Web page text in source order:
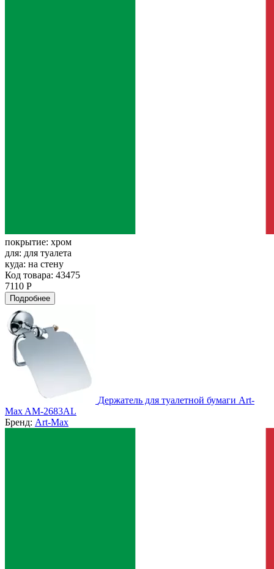
покрытие: хром
для: для туалета
куда: на стену
Код товара: 43475
7110 Р
Подробнее
Держатель для туалетной бумаги Art-
Max AM-2683AL
Бренд: Art-Max